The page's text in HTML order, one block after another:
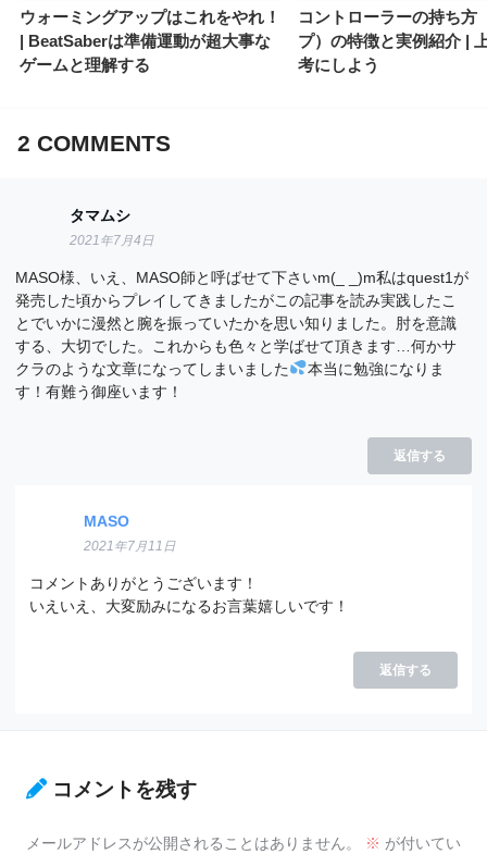
ウォーミングアップはこれをやれ！
| BeatSaberは準備運動が超大事な
ゲームと理解する
コントローラーの持ち方
プ）の特徴と実例紹介 |
考にしよう
2 COMMENTS
タマムシ
2021年7月4日
MASO様、いえ、MASO師と呼ばせて下さいm(_ _)m私はquest1が
発売した頃からプレイしてきましたがこの記事を読み実践したこ
とでいかに漫然と腕を振っていたかを思い知りました。肘を意識
する、大切でした。これからも色々と学ばせて頂きます…何かサ
クラのような文章になってしまいました
本当に勉強になりま
す！有難う御座います！
返信する
MASO
2021年7月11日
コメントありがとうございます！
いえいえ、大変励みになるお言葉嬉しいです！
返信する
コメントを残す
メールアドレスが公開されることはありません。 ※ が付いてい